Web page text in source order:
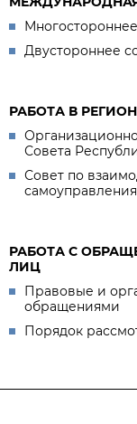
Двустороннее
РАБОТА В
Совета
Совет по
самоуправления
РАБОТА С
ЛИЦ
Правовые и
обращениями
Порядок